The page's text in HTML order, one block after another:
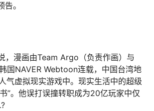
。
漫画由Team Argo（负责作画）与
国NAVER Webtoon连载，中国台湾地
气虚拟现实游戏中。现实生活中的超级
。他误打误撞转职成为20亿玩家中仅